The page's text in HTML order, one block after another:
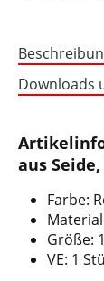
Downloads
aus
Farbe:
Größe:
VE: 1